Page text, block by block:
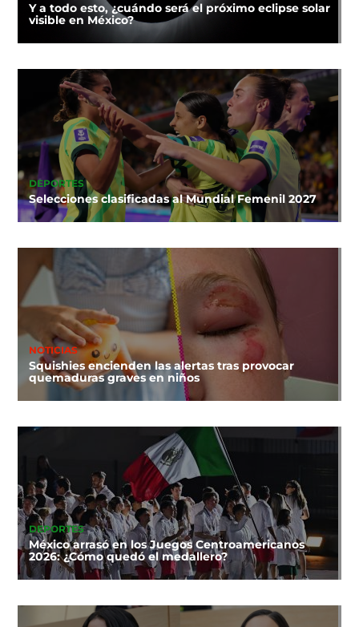
Y a todo esto, ¿cuándo será el próximo eclipse solar
visible en México?
DEPORTES
Selecciones clasificadas al Mundial Femenil 2027
NOTICIAS
Squishies encienden las alertas tras provocar
quemaduras graves en niños
DEPORTES
México arrasó en los Juegos Centroamericanos
2026: ¿Cómo quedó el medallero?